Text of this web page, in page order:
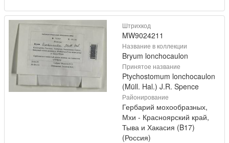
Штрихкод
MW9024211
Название в коллекции
Bryum lonchocaulon
Принятое название
Ptychostomum lonchocaulon
(Müll. Hal.) J.R. Spence
Районирование
Гербарий мохообразных,
Мхи - Красноярский край,
Тыва и Хакасия (B17)
(Россия)